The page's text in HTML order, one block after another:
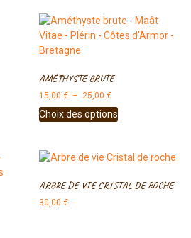
AMÉTHYSTE BRUTE
15,00 € – 25,00 €
Choix des options
ARBRE DE VIE CRISTAL DE ROCHE
30,00 €